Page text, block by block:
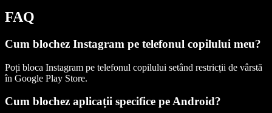
FAQ
Cum blochez Instagram pe telefonul copilului meu?
Poți bloca Instagram pe telefonul copilului setând restricții de vârstă
în Google Play Store.
Cum blochez aplicații specifice pe Android?